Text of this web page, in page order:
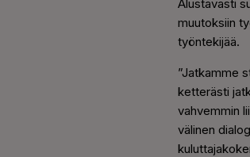
Alustavasti
muutoksiin
työntekijää.
”Jatkamme
ketterästi
vahvemmin
välinen